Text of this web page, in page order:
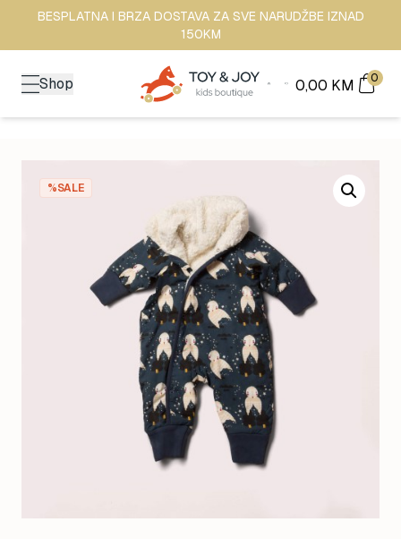
BESPLATNA I BRZA DOSTAVA ZA SVE NARUDŽBE IZNAD
150KM
Shop 0,00 KM 0
%SALE